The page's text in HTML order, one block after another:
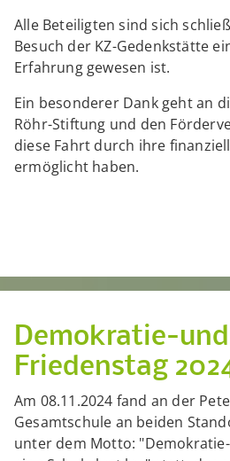
Alle Beteiligten sind sich
Besuch der KZ-Gedenkstätte
Erfahrung gewesen ist.
Ein besonderer Dank geht an
Röhr-Stiftung und den
diese Fahrt durch ihre
ermöglicht haben.
Demokratie-und
Friedenstag
Am 08.11.2024 fand an der
Gesamtschule an beiden
unter dem Motto: